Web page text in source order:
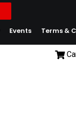
Events Terms &